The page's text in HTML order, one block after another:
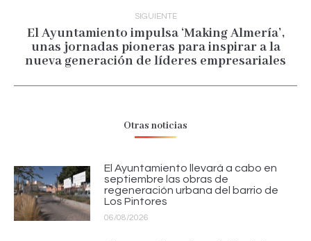
SIGUIENTE
Publicación
siguiente:
El Ayuntamiento impulsa ‘Making Almería’,
unas jornadas pioneras para inspirar a la
nueva generación de líderes empresariales
Otras noticias
El Ayuntamiento llevará a cabo en
septiembre las obras de
regeneración urbana del barrio de
Los Pintores
06/08/2026